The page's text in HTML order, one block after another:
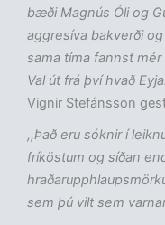
bæði Magnús Óli og
aggresíva bakverði
sama tíma fannst
Val út frá því hvað
Vignir Stefánsson
,,Það eru sóknir í
fríköstum og síðan
sem þú vilt sem